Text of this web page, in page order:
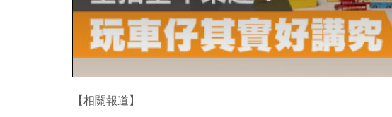
【相關報道】